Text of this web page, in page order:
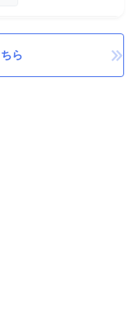
ら